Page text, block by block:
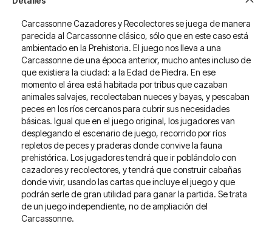
Carcassonne Cazadores y Recolectores se juega de manera
parecida al Carcassonne clásico, sólo que en este caso está
ambientado en la Prehistoria. El juego nos lleva a una
Carcassonne de una época anterior, mucho antes incluso de
que existiera la ciudad: a la Edad de Piedra. En ese
momento el área está habitada por tribus que cazaban
animales salvajes, recolectaban nueces y bayas, y pescaban
peces en los ríos cercanos para cubrir sus necesidades
básicas. Igual que en el juego original, los jugadores van
desplegando el escenario de juego, recorrido por ríos
repletos de peces y praderas donde convive la fauna
prehistórica. Los jugadores tendrá que ir poblándolo con
cazadores y recolectores, y tendrá que construir cabañas
donde vivir, usando las cartas que incluye el juego y que
podrán serle de gran utilidad para ganar la partida. Se trata
de un juego independiente, no de ampliación del
Carcassonne.